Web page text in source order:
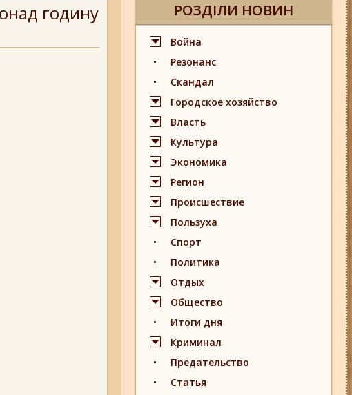
годину РОЗДІЛИ НОВИН
Война
Резонанс
Скандал
Городское хозяйство
Власть
Культура
Экономика
Регион
Происшествие
Пользуха
Спорт
Политика
Отдых
Общество
Итоги дня
Криминал
Предательство
Статья